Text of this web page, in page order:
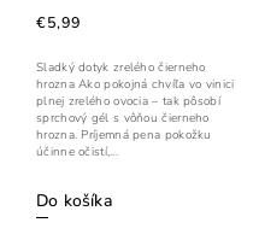
€5,99
Do košíka
Sladký dotyk zrelého čierneho
hrozna Ako pokojná chvíľa vo vinici
plnej zrelého ovocia – tak pôsobí
sprchový gél s vôňou čierneho
hrozna. Príjemná pena pokožku
účinne očistí,...